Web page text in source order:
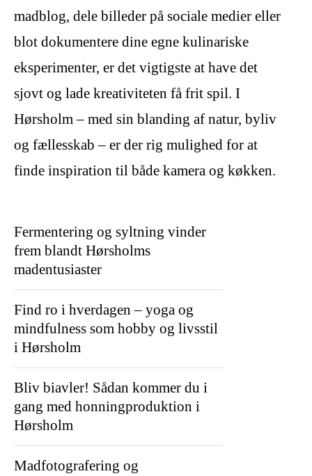
madblog, dele billeder på sociale medier eller
blot dokumentere dine egne kulinariske
eksperimenter, er det vigtigste at have det
sjovt og lade kreativiteten få frit spil. I
Hørsholm – med sin blanding af natur, byliv
og fællesskab – er der rig mulighed for at
finde inspiration til både kamera og køkken.
Fermentering og syltning vinder
frem blandt Hørsholms
madentusiaster
Find ro i hverdagen – yoga og
mindfulness som hobby og livsstil
i Hørsholm
Bliv biavler! Sådan kommer du i
gang med honningproduktion i
Hørsholm
Madfotografering og